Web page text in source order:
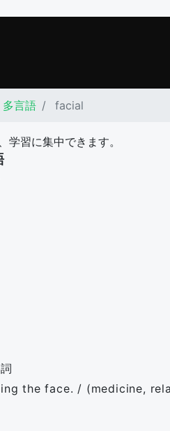
言語 facial
学習に集中できます。
the face. / (medicine,